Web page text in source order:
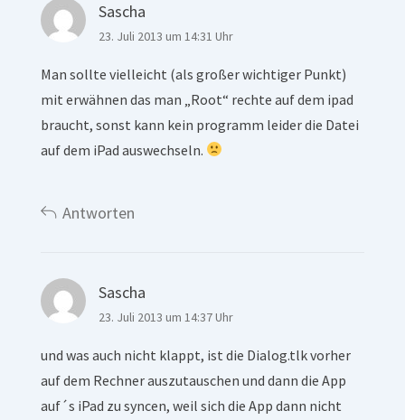
Sascha
23. Juli 2013 um 14:31 Uhr
Man sollte vielleicht (als großer wichtiger Punkt)
mit erwähnen das man „Root“ rechte auf dem ipad
braucht, sonst kann kein programm leider die Datei
auf dem iPad auswechseln.
Antworten
Sascha
23. Juli 2013 um 14:37 Uhr
und was auch nicht klappt, ist die Dialog.tlk vorher
auf dem Rechner auszutauschen und dann die App
auf´s iPad zu syncen, weil sich die App dann nicht